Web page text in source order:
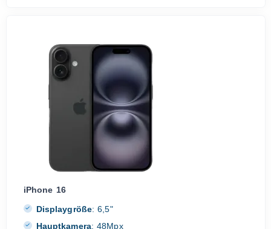
iPhone 16
Displaygröße: 6,5"
Hauptkamera: 48Mpx